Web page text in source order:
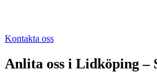
Kontakta oss
Anlita oss i Lidköping–